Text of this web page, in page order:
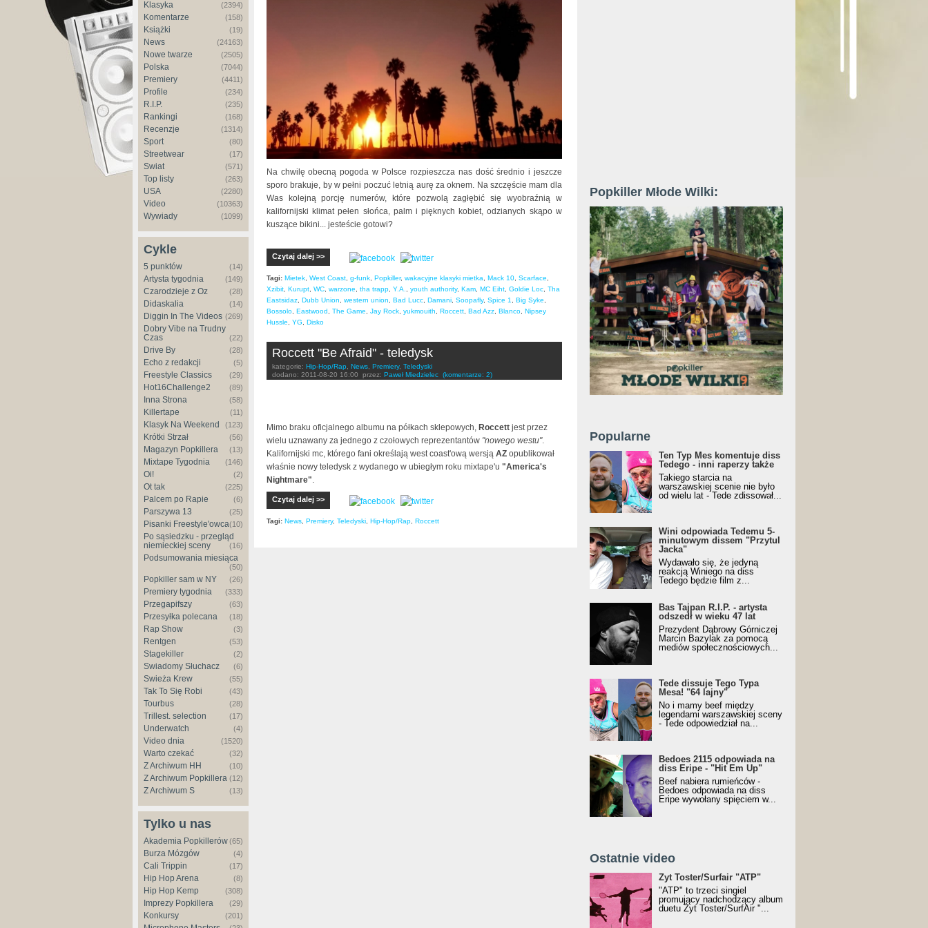
Klasyka (2394)
Komentarze (158)
Książki (19)
News (24163)
Nowe twarze (2505)
Polska (7044)
Premiery (4411)
Profile (234)
R.I.P. (235)
Rankingi (168)
Recenzje (1314)
Sport (80)
Streetwear (17)
Świat (571)
Top listy (263)
USA (2280)
Video (10363)
Wywiady (1099)
Cykle
5 punktów (14)
Artysta tygodnia (149)
Czarodzieje z Oz (28)
Didaskalia (14)
Diggin In The Videos (269)
Dobry Vibe na Trudny
Czas
(22)
Drive By (28)
Echo z redakcji (5)
Freestyle Classics (29)
Hot16Challenge2 (89)
Inna Strona (58)
Killertape (11)
Klasyk Na Weekend (123)
Krótki Strzał (56)
Magazyn Popkillera (13)
Mixtape Tygodnia (146)
Oi! (2)
Ot tak (225)
Palcem po Rapie (6)
Parszywa 13 (25)
Pisanki Freestyle'owca(10)
Po sąsiedzku - przegląd
niemieckiej sceny
(16)
Podsumowania miesiąca
(50)
Popkiller sam w NY (26)
Premiery tygodnia (333)
Przegapifszy (63)
Przesyłka polecana (18)
Rap Show (3)
Rentgen (53)
Stagekiller (2)
Świadomy Słuchacz (6)
Świeża Krew (55)
Tak To Się Robi (43)
Tourbus (28)
Trillest. selection (17)
Underwatch (4)
Video dnia (1520)
Warto czekać (32)
Z Archiwum HH (10)
Z Archiwum Popkillera (12)
Z Archiwum S (13)
Tylko u nas
Akademia Popkillerów(65)
Burza Mózgów (4)
Cali Trippin (17)
Hip Hop Arena (8)
Hip Hop Kemp (308)
Imprezy Popkillera (29)
Konkursy (201)
Na chwilę obecną pogoda w Polsce rozpieszcza nas dość średnio i jeszcze
sporo brakuje, by w pełni poczuć letnią aurę za oknem. Na szczęście mam dla
Was kolejną porcję numerów, które pozwolą zagłębić się wyobraźnią w
kalifornijski klimat pełen słońca, palm i pięknych kobiet, odzianych skąpo w
kuszące bikini... jesteście gotowi?
Czytaj dalej >>
Tagi: Mietek West Coast g-funk Popkiller, wakacyjne klasyki mietka Mack 10 Scarface
Xzibit Kurupt WC warzone tha trapp Y.A. youth authority, Kam MC Eiht Goldie Loc Tha
Eastsidaz Dubb Union western union Bad Lucc Damani Soopafly, Spice 1 Big Syke
Bossolo Eastwood The Game Jay Rock yukmouith Roccett Bad Azz Blanco Nipsey
Hussle
YG Disko
Roccett "Be Afraid" - teledysk
kategorie: Hip-Hop/Rap News Premiery, Teledyski
dodano: 2011-08-20 16:00 przez: Paweł Miedzielec (komentarze: 2)
Mimo braku oficjalnego albumu na półkach sklepowych, Roccett jest przez
wielu uznawany za jednego z czołowych reprezentantów "nowego westu".
Kalifornijski mc, którego fani określają west coast'ową wersją AZ opublikował
właśnie nowy teledysk z wydanego w ubiegłym roku mixtape'u "America's
Nightmare"
Czytaj dalej >>
Tagi: News Premiery, Teledyski Hip-Hop/Rap Roccett
Popkiller Młode Wilki:
Popularne
Ten Typ Mes komentuje diss
Tedego - inni raperzy także
Takiego starcia na
warszawskiej scenie nie było
od wielu lat - Tede zdissował...
Wini odpowiada Tedemu 5-
minutowym dissem "Przytul
Jacka"
Wydawało się, że jedyną
reakcją Winiego na diss
Tedego będzie film z...
Bas Tajpan R.I.P. - artysta
odszedł w wieku 47 lat
Prezydent Dąbrowy Górniczej
Marcin Bazylak za pomocą
mediów społecznościowych...
Tede dissuje Tego Typa
Mesa! "64 lajny"
No i mamy beef między
legendami warszawskiej sceny
- Tede odpowiedział na...
Bedoes 2115 odpowiada na
diss Eripe - "Hit Em Up"
Beef nabiera rumieńców -
Bedoes odpowiada na diss
Eripe wywołany spięciem w...
Ostatnie video
Żyt Toster/SurfAir - ATP VIDEO
Żyt Toster/Surfair "ATP"
"ATP" to trzeci singiel
promujący nadchodzący album
duetu Żyt Toster/SurfAir "...